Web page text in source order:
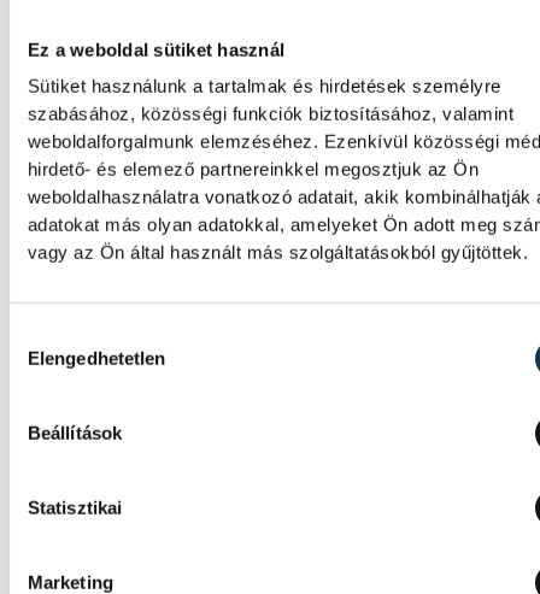
Ez a weboldal sütiket használ
Sütiket használunk a tartalmak és hirdetések személyre
szabásához, közösségi funkciók biztosításához, valamint
weboldalforgalmunk elemzéséhez. Ezenkívül közösségi
hirdető- és elemező partnereinkkel megosztjuk az Ön
weboldalhasználatra vonatkozó adatait, akik kombinálhatják
adatokat más olyan adatokkal, amelyeket Ön adott meg
vagy az Ön által használt más szolgáltatásokból gyűjtöttek.
Elengedhetetlen
Beállítások
Statisztikai
Marketing
hatodik lett a belgrádi korosztályos
bajnokságon, mivel 35-31-re kikapott
vasárnapi helyosztón.
KÉZILABDA
nyolcadik lett a magyar
válogatott
nyolcadik lett a romániai korosztályos
Kínától a vasárnapi helyosztón, Pitesti-ben.
ONE VESZPRÉM HC